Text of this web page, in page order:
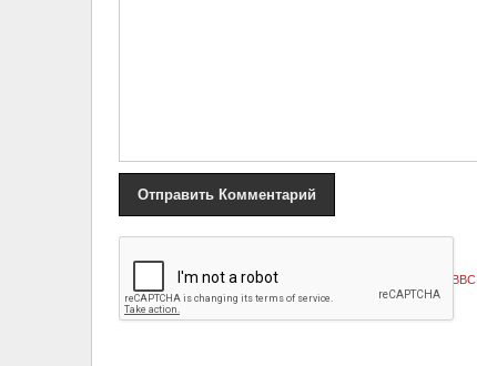
Сценарий для фильма ужасов: Рассел Уильямс офицер ВВС
Канады